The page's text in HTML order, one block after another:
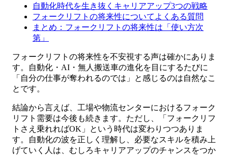
自動化時代を生き抜くキャリアアップ3つの戦略
フォークリフトの将来性についてよくある質問
まとめ：フォークリフトの将来性は「使い方次
第」
フォークリフトの将来性を不安視する声は確かにありま
す。自動化・AI・無人搬送車の進化を目にするたびに
「自分の仕事が奪われるのでは」と感じるのは自然なこ
とです。
結論から言えば、工場や物流センターにおけるフォーク
リフト需要は今後も続きます。ただし、「フォークリフ
トさえ乗れればOK」という時代は変わりつつありま
す。自動化の波を正しく理解し、必要なスキルを積み上
げていく人は、むしろキャリアアップのチャンスをつか